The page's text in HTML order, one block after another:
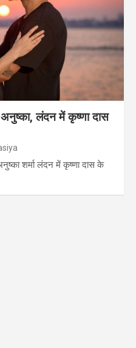
लंदन में कृष्णा दास
शर्मा लंदन में कृष्णा दास के